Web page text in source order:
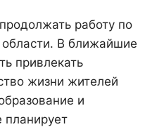
работу по
области. В ближайшие
привлекать
жизни жителей
и
планирует